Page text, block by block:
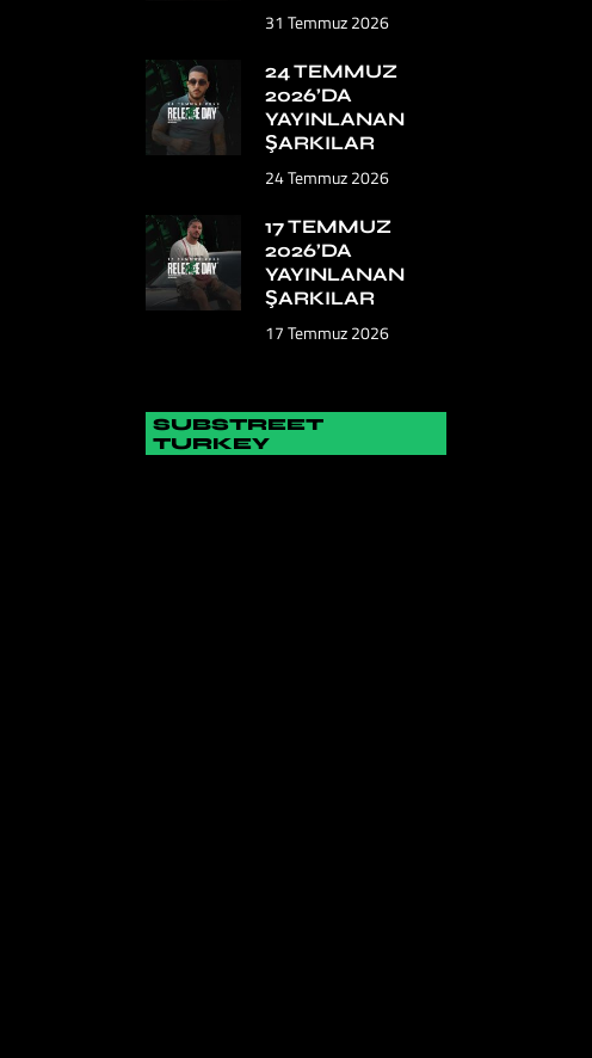
31 Temmuz 2026
24 TEMMUZ
2026’DA
YAYINLANAN
ŞARKILAR
24 Temmuz 2026
17 TEMMUZ
2026’DA
YAYINLANAN
ŞARKILAR
17 Temmuz 2026
SUBSTREET
TURKEY